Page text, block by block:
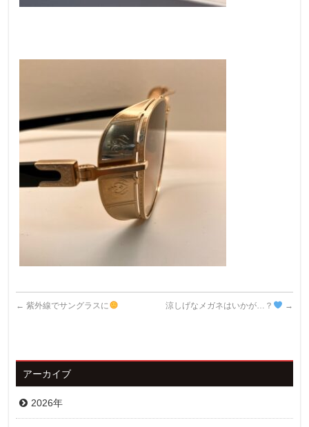
← 紫外線でサングラスに 涼しげなメガネはいかが…？ →
アーカイブ
2026年